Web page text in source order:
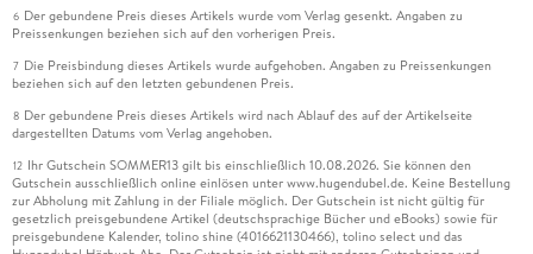
6 Der gebundene Preis dieses Artikels wurde vom Verlag gesenkt. Angaben zu
Preissenkungen beziehen sich auf den vorherigen Preis.
7 Die Preisbindung dieses Artikels wurde aufgehoben. Angaben zu Preissenkungen
beziehen sich auf den letzten gebundenen Preis.
8 Der gebundene Preis dieses Artikels wird nach Ablauf des auf der Artikelseite
dargestellten Datums vom Verlag angehoben.
12 Ihr Gutschein SOMMER13 gilt bis einschließlich 10.08.2026. Sie können den
Gutschein ausschließlich online einlösen unter www.hugendubel.de. Keine Bestellung
zur Abholung mit Zahlung in der Filiale möglich. Der Gutschein ist nicht gültig für
gesetzlich preisgebundene Artikel (deutschsprachige Bücher und eBooks) sowie für
preisgebundene Kalender, tolino shine (4016621130466), tolino select und das